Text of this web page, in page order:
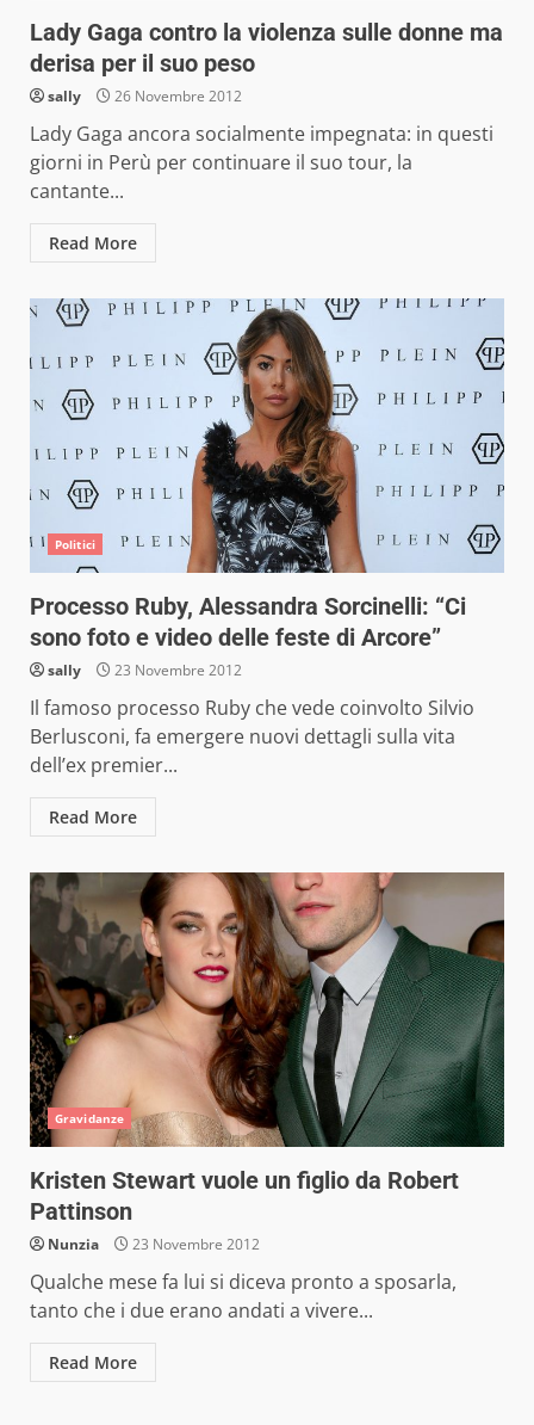
Lady Gaga contro la violenza sulle donne ma
derisa per il suo peso
sally 26 Novembre 2012
Lady Gaga ancora socialmente impegnata: in questi
giorni in Perù per continuare il suo tour, la
cantante...
Read More
Politici
Processo Ruby, Alessandra Sorcinelli: “Ci
sono foto e video delle feste di Arcore”
sally 23 Novembre 2012
Il famoso processo Ruby che vede coinvolto Silvio
Berlusconi, fa emergere nuovi dettagli sulla vita
dell’ex premier...
Read More
Gravidanze
Kristen Stewart vuole un figlio da Robert
Pattinson
Nunzia 23 Novembre 2012
Qualche mese fa lui si diceva pronto a sposarla,
tanto che i due erano andati a vivere...
Read More